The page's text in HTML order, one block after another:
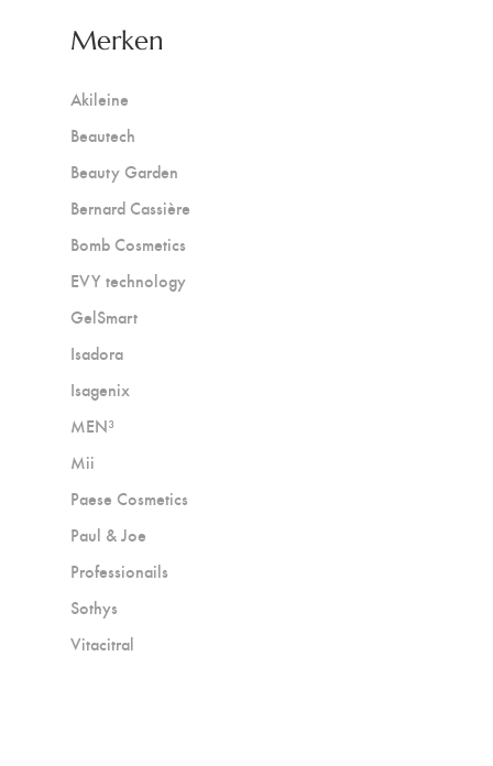
Merken
Akileine
Beautech
Beauty Garden
Bernard Cassière
Bomb Cosmetics
EVY technology
GelSmart
Isadora
Isagenix
MEN³
Mii
Paese Cosmetics
Paul & Joe
Professionails
Sothys
Vitacitral